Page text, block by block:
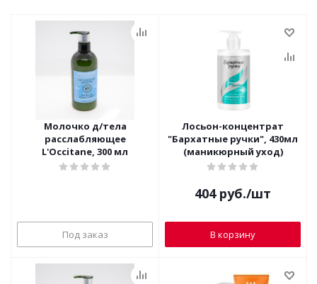
Молочко д/тела
расслабляющее
L'Occitane, 300 мл
Под заказ
Лосьон-концентрат
"Бархатные ручки", 430мл
(маникюрный уход)
404руб./шт
В корзину